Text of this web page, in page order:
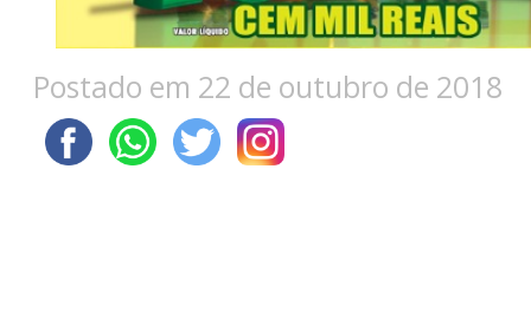
Postado em 22 de outubro de 2018